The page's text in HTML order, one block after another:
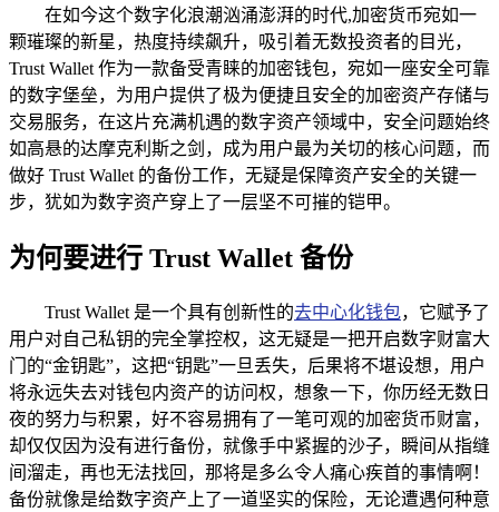
在如今这个数字化浪潮汹涌澎湃的时代,加密货币宛如一
颗璀璨的新星，热度持续飙升，吸引着无数投资者的目光，
Trust Wallet 作为一款备受青睐的加密钱包，宛如一座安全可靠
的数字堡垒，为用户提供了极为便捷且安全的加密资产存储与
交易服务，在这片充满机遇的数字资产领域中，安全问题始终
如高悬的达摩克利斯之剑，成为用户最为关切的核心问题，而
做好 Trust Wallet 的备份工作，无疑是保障资产安全的关键一
步，犹如为数字资产穿上了一层坚不可摧的铠甲。
为何要进行 Trust Wallet 备份
Trust Wallet 是一个具有创新性的去中心化钱包，它赋予了
用户对自己私钥的完全掌控权，这无疑是一把开启数字财富大
门的“金钥匙”，这把“钥匙”一旦丢失，后果将不堪设想，用户
将永远失去对钱包内资产的访问权，想象一下，你历经无数日
夜的努力与积累，好不容易拥有了一笔可观的加密货币财富，
却仅仅因为没有进行备份，就像手中紧握的沙子，瞬间从指缝
间溜走，再也无法找回，那将是多么令人痛心疾首的事情啊！
备份就像是给数字资产上了一道坚实的保险，无论遭遇何种意